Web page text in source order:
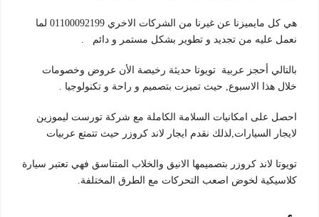
هي كل مايميزنا عن غيرنا من الشركات الاخري 01100092199 لما
نعمل عليه من تجديد و تطوير بشكل مستمر و دائم .
بالتالي أحجز عربية تويوتا حديثة رخيصة الأن عروض وخصومات
خلال هذا الاسبوع, حيث تميزت بتصميم و راحة و تكنولوجيا .
احصل على امكانيات السلامة الكاملة مع شركة تورست ليموزين
لايجار السيارات,لذلك نقدم ايجار لاند كروزر حيث تتمتع عربيات
تويوتا لاند كروزر بتصميمها الانيق والخلاب المتناسق فهي تعتبر سيارة
كلاسيكية لخوض اصعب التحركات مع الطرق المختلفة.